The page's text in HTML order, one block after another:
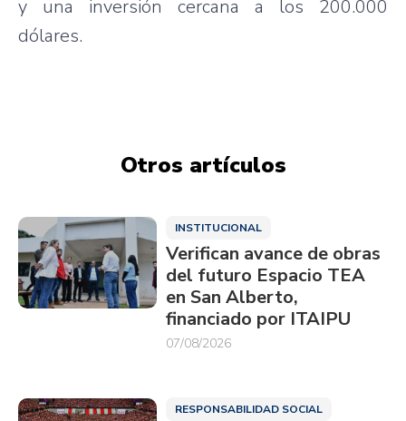
y una inversión cercana a los 200.000
dólares.
Otros artículos
INSTITUCIONAL
Verifican avance de obras
del futuro Espacio TEA
en San Alberto,
financiado por ITAIPU
07/08/2026
RESPONSABILIDAD SOCIAL